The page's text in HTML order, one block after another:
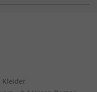
Kleider